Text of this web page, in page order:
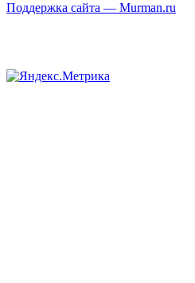
Поддержка сайта — Murman.ru